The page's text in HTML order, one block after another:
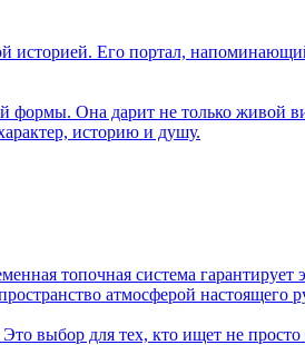
историей. Его портал,
Она дарит не только живой
историю и душу.
топочная система гарантирует
атмосферой настоящего
выбор для тех, кто ищет не